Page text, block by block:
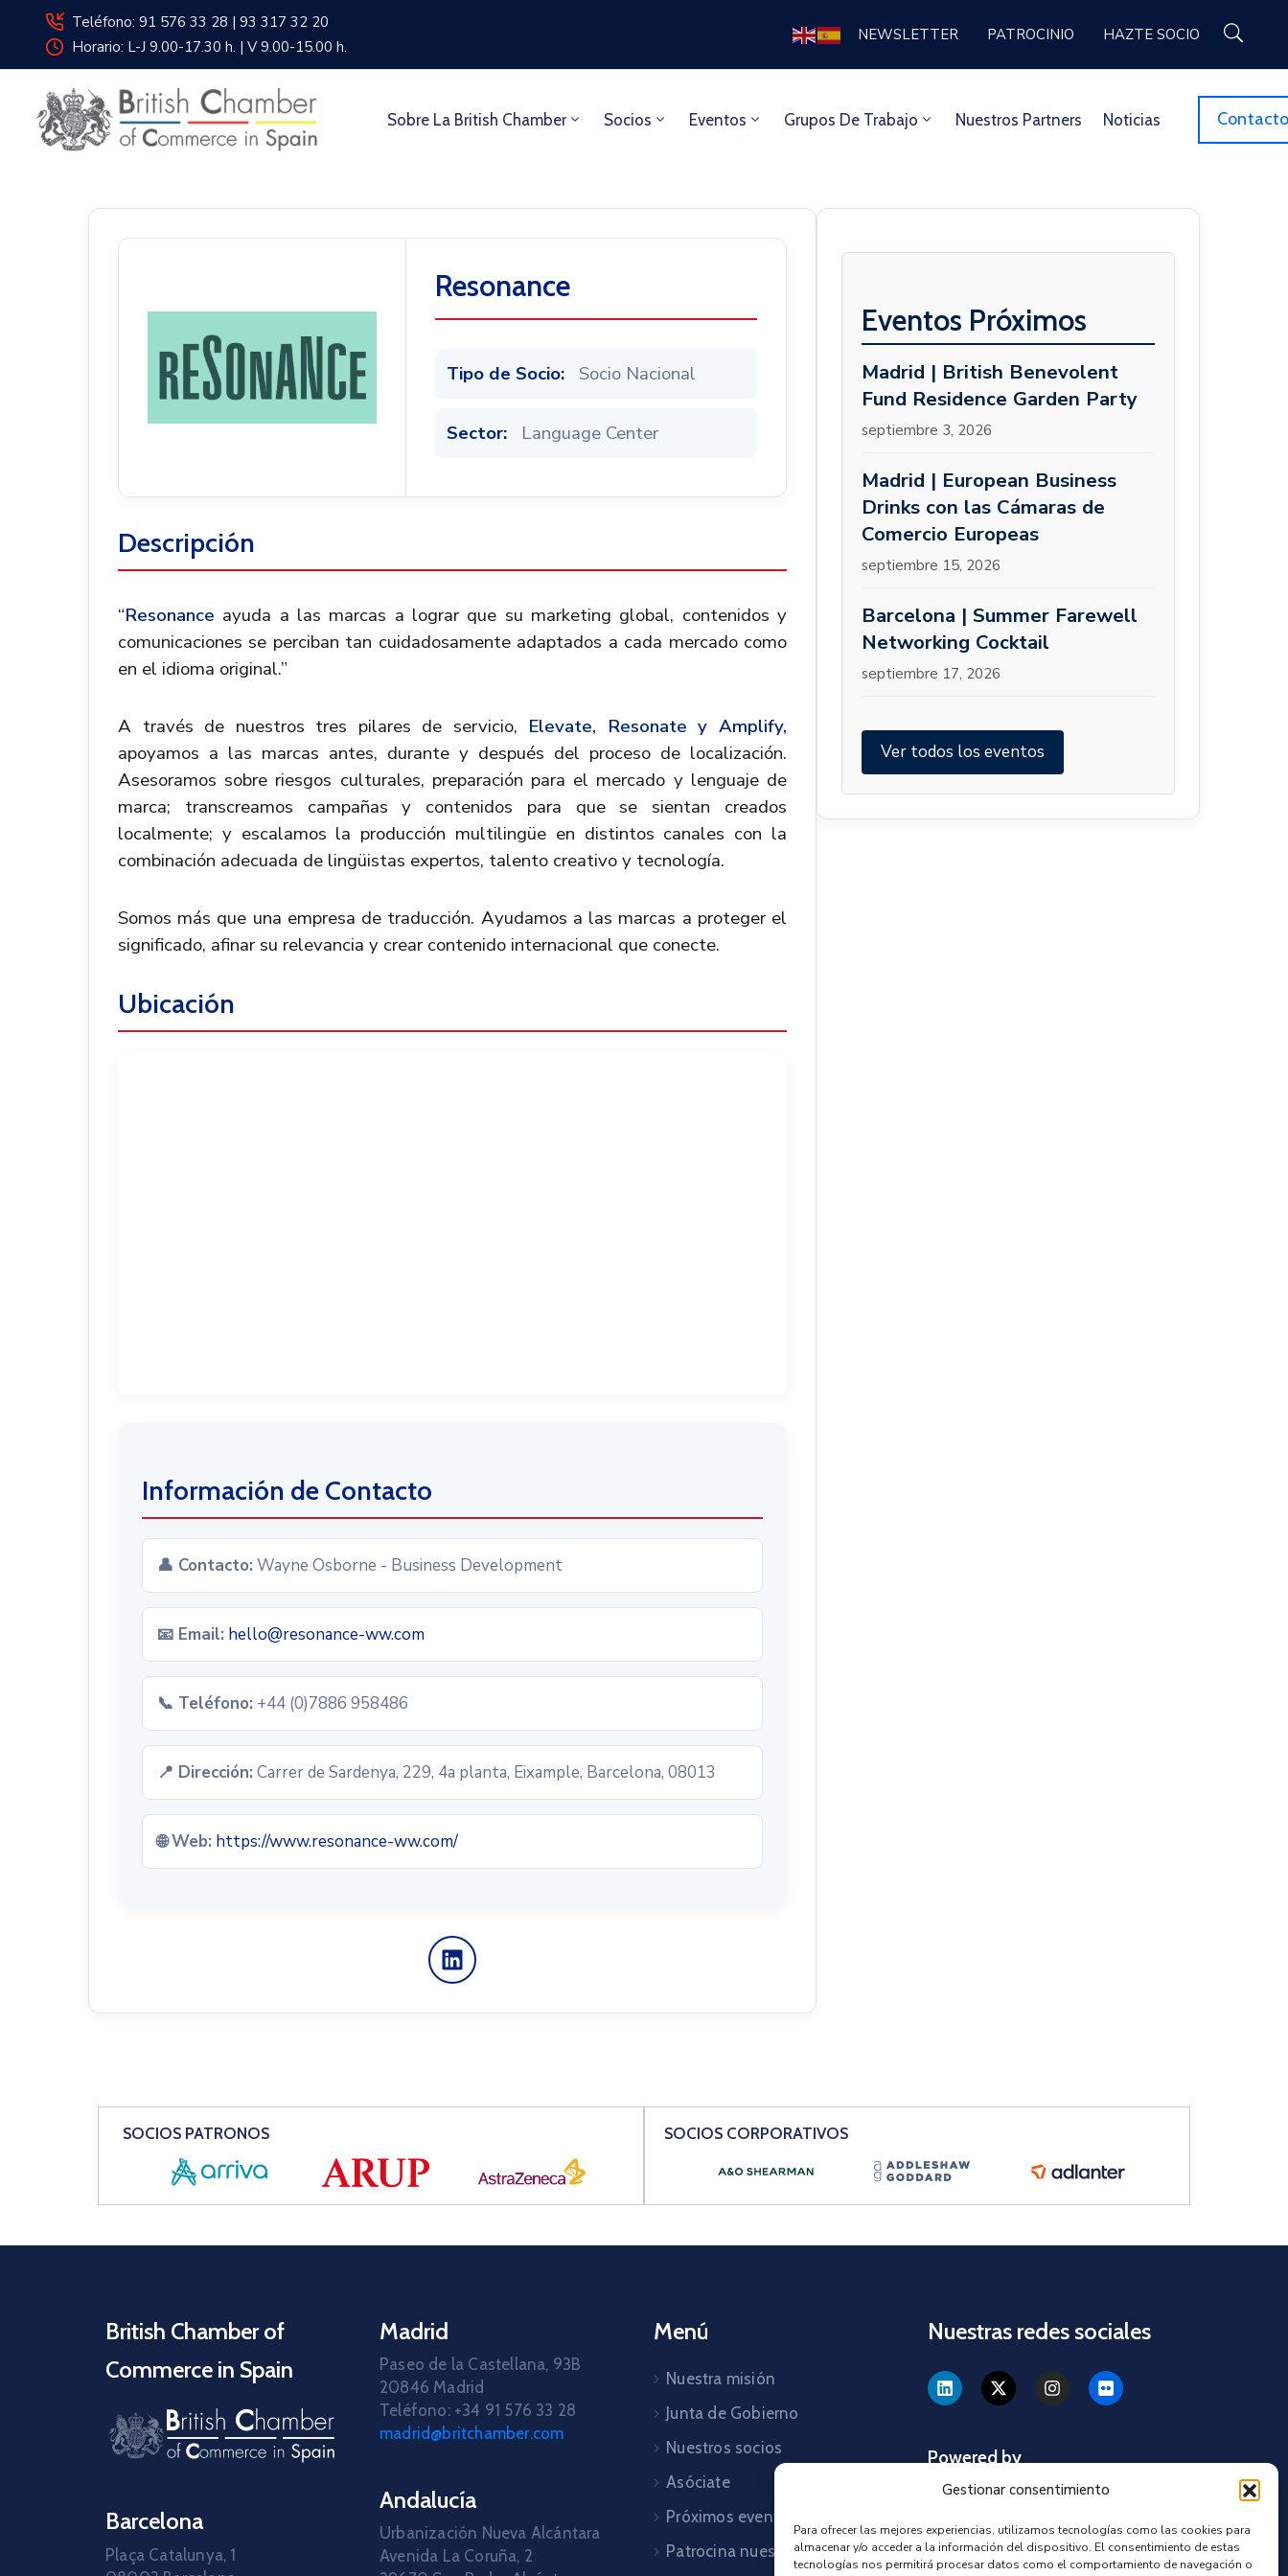
Gestionar consentimiento
Para ofrecer las mejores experiencias, utilizamos tecnologías como las cookies para
almacenar y/o acceder a la información del dispositivo. El consentimiento de estas
tecnologías nos permitirá procesar datos como el comportamiento de navegación o
Teléfono: 91 576 33 28 | 93 317 32 20
Horario: L-J 9.00-17.30 h. | V 9.00-15.00 h.
NEWSLETTER PATROCINIO HAZTE SOCIO
Sobre La British Chamber Socios Eventos Grupos De Trabajo Nuestros Partners Noticias
Resonance
Tipo de Socio: Socio Nacional
Sector: Language Center
Descripción
“Resonance ayuda a las marcas a lograr que su marketing global, contenidos y
comunicaciones se perciban tan cuidadosamente adaptados a cada mercado como
en el idioma original.”
A través de nuestros tres pilares de servicio, Elevate, Resonate y Amplify,
apoyamos a las marcas antes, durante y después del proceso de localización.
Asesoramos sobre riesgos culturales, preparación para el mercado y lenguaje de
marca; transcreamos campañas y contenidos para que se sientan creados
localmente; y escalamos la producción multilingüe en distintos canales con la
combinación adecuada de lingüistas expertos, talento creativo y tecnología.
Somos más que una empresa de traducción. Ayudamos a las marcas a proteger el
significado, afinar su relevancia y crear contenido internacional que conecte.
Ubicación
Información de Contacto
👤 Contacto: Wayne Osborne - Business Development
📧 Email: hello@resonance-ww.com
📞 Teléfono: +44 (0)7886 958486
📍 Dirección: Carrer de Sardenya, 229, 4a planta, Eixample, Barcelona, 08013
🌐 Web: https://www.resonance-ww.com/
Eventos Próximos
Madrid | British Benevolent
Fund Residence Garden Party
septiembre 3, 2026
Madrid | European Business
Drinks con las Cámaras de
Comercio Europeas
septiembre 15, 2026
Barcelona | Summer Farewell
Networking Cocktail
septiembre 17, 2026
Ver todos los eventos
SOCIOS PATRONOS SOCIOS CORPORATIVOS
British Chamber of
Commerce in Spain
Barcelona
Plaça Catalunya, 1
Madrid
Paseo de la Castellana, 93B
20846 Madrid
Teléfono: +34 91 576 33 28
madrid@britchamber.com
Andalucía
Urbanización Nueva Alcántara
Avenida La Coruña, 2
Menú
Nuestra misión
Junta de Gobierno
Nuestros socios
Asóciate
Próximos eventos
Patrocina nuestros eventos
Nuestras redes sociales
Powered by